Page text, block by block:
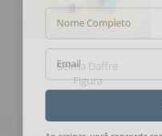
Selma Daffré
Figura
Nome Completo
Email